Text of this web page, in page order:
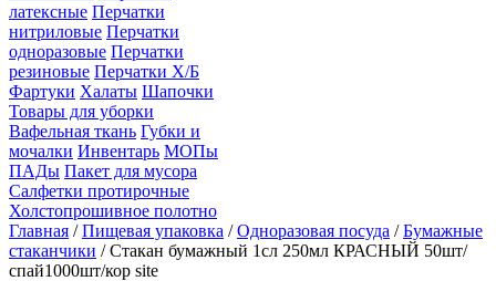
латексные Перчатки
нитриловые Перчатки
одноразовые Перчатки
резиновые Перчатки Х/Б
Фартуки Халаты Шапочки
Товары для уборки
Вафельная ткань Губки и
мочалки Инвентарь МОПы
ПАДы Пакет для мусора
Салфетки протирочные
Холстопрошивное полотно
Главная /Пищевая упаковка /Одноразовая посуда /Бумажные
стаканчики / Стакан бумажный 1сл 250мл КРАСНЫЙ 50шт/
спай1000шт/кор site